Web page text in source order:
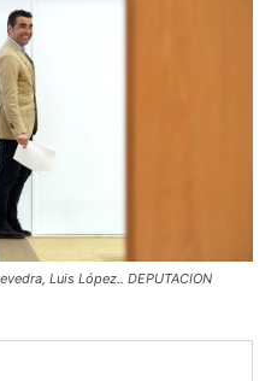
Luis López.. DEPUTACION